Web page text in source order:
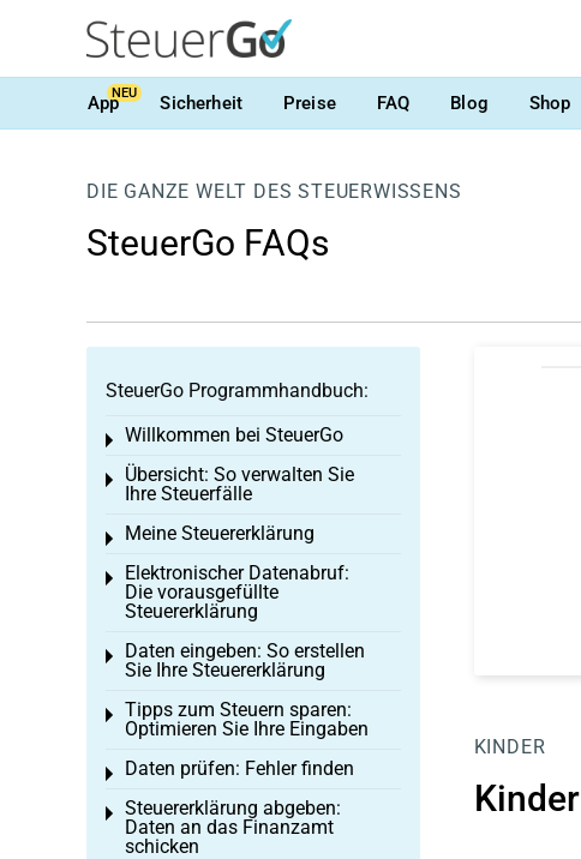
AppNEU Sicherheit Preise FAQ Blog Shop
DIE GANZE WELT DES STEUERWISSENS
SteuerGo FAQs
KINDER
Kinder
SteuerGo Programmhandbuch:
Willkommen bei SteuerGo
Toggle menu
Übersicht: So verwalten Sie
Ihre Steuerfälle
Toggle menu
Meine Steuererklärung
Toggle menu
Elektronischer Datenabruf:
Die vorausgefüllte
Steuererklärung
Toggle menu
Daten eingeben: So erstellen
Sie Ihre Steuererklärung
Toggle menu
Tipps zum Steuern sparen:
Optimieren Sie Ihre Eingaben
Toggle menu
Daten prüfen: Fehler finden
Toggle menu
Steuererklärung abgeben:
Daten an das Finanzamt
schicken
Toggle menu